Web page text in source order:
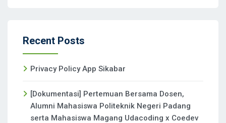
Recent Posts
Privacy Policy App Sikabar
[Dokumentasi] Pertemuan Bersama Dosen,
Alumni Mahasiswa Politeknik Negeri Padang
serta Mahasiswa Magang Udacoding x Coedev